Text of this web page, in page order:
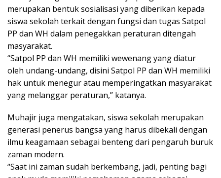
merupakan bentuk sosialisasi yang diberikan kepada
siswa sekolah terkait dengan fungsi dan tugas Satpol
PP dan WH dalam penegakkan peraturan ditengah
masyarakat.
“Satpol PP dan WH memiliki wewenang yang diatur
oleh undang-undang, disini Satpol PP dan WH memiliki
hak untuk menegur atau memperingatkan masyarakat
yang melanggar peraturan,” katanya.
Muhajir juga mengatakan, siswa sekolah merupakan
generasi penerus bangsa yang harus dibekali dengan
ilmu keagamaan sebagai benteng dari pengaruh buruk
zaman modern.
“Saat ini zaman sudah berkembang, jadi, penting bagi